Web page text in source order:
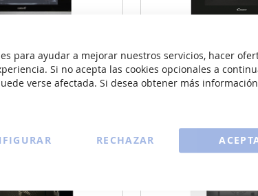
para ayudar a mejorar nuestros servicios, hacer
Si no acepta las cookies opcionales a
verse afectada. Si desea obtener más
RECHAZAR
Negro Fondo Reducido
€
Horno